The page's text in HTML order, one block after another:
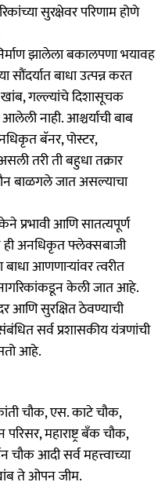
सुरक्षेवर परिणाम होणे
झालेला बकालपणा भयावह
सौंदर्यात बाधा उत्पन्न करत
गल्ल्यांचे दिशासूचक
नाही. आश्चर्याची बाब
बॅनर, पोस्टर,
तरी ती बहुधा तक्रार
बाळगले जात असल्याचा
प्रभावी आणि सातत्यपूर्ण
ही अनधिकृत फ्लेक्सबाजी
बाधा आणणाऱ्यांवर त्वरीत
नागरिकांकडून केली जात आहे.
सुरक्षित ठेवण्याची
सर्व प्रशासकीय यंत्रणांची
आहे.
चौक, एस. काटे चौक,
महाराष्ट्र बँक चौक,
चौक आदी सर्व महत्त्वाच्या
ते ओपन जीम.